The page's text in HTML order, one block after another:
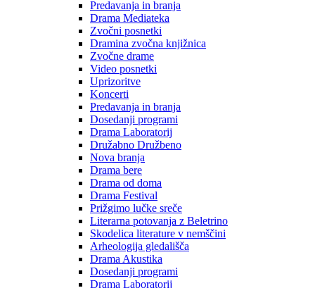
Predavanja in branja
Drama Mediateka
Zvočni posnetki
Dramina zvočna knjižnica
Zvočne drame
Video posnetki
Uprizoritve
Koncerti
Predavanja in branja
Dosedanji programi
Drama Laboratorij
Družabno Družbeno
Nova branja
Drama bere
Drama od doma
Drama Festival
Prižgimo lučke sreče
Literarna potovanja z Beletrino
Skodelica literature v nemščini
Arheologija gledališča
Drama Akustika
Dosedanji programi
Drama Laboratorij